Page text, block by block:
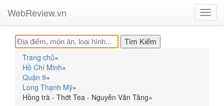
WebReview.vn
Trang chủ»
Hồ Chí Minh»
Quận 9»
Long Thạnh Mỹ»
Hồng trà - Thớt Tea - Nguyễn Văn Tăng»